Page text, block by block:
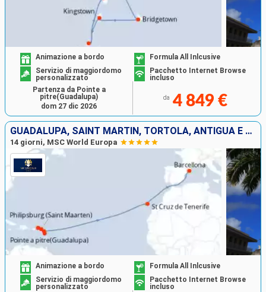
Animazione a bordo
Formula All Inlcusive
Servizio di maggiordomo
personalizzato
Pacchetto Internet Browse
incluso
da 4 849 €
Partenza da Pointe a
pitre(Guadalupa)
dom 27 dic 2026
GUADALUPA, SAINT MARTIN, TORTOLA, ANTIGUA E BARBUDA, TENERIFE, SPAGNA
14 giorni, MSC World Europa
Animazione a bordo
Formula All Inlcusive
Servizio di maggiordomo
personalizzato
Pacchetto Internet Browse
incluso